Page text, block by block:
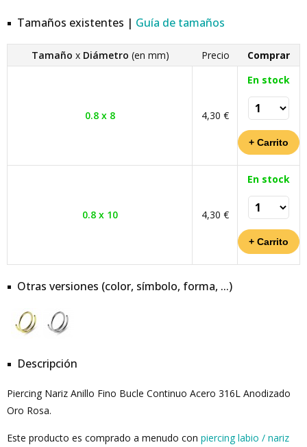
Tamaños existentes | Guía de tamaños
Tamaño x Diámetro (en mm) Precio Comprar
0.8 x 8 4,30 €
En stock
0.8 x 10 4,30 €
En stock
Otras versiones (color, símbolo, forma, ...)
Descripción
Piercing Nariz Anillo Fino Bucle Continuo Acero 316L Anodizado
Oro Rosa.
Este producto es comprado a menudo con piercing labio / nariz